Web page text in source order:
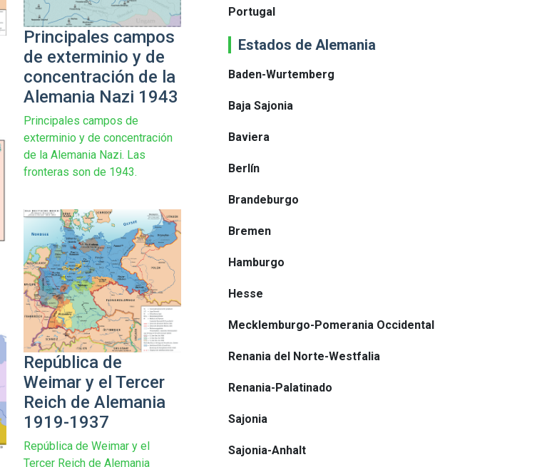
Principales campos
de exterminio y de
concentración de la
Alemania Nazi 1943
Principales campos de
exterminio y de concentración
de la Alemania Nazi. Las
fronteras son de 1943.
República de
Weimar y el Tercer
Reich de Alemania
1919-1937
República de Weimar y el
Tercer Reich de Alemania
Portugal
Estados de Alemania
Baden-Wurtemberg
Baja Sajonia
Baviera
Berlín
Brandeburgo
Bremen
Hamburgo
Hesse
Mecklemburgo-Pomerania Occidental
Renania del Norte-Westfalia
Renania-Palatinado
Sajonia
Sajonia-Anhalt